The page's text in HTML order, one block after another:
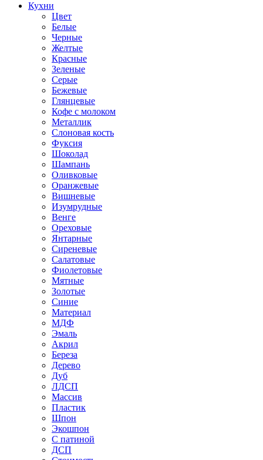
Кухни
Цвет
Белые
Черные
Желтые
Красные
Зеленые
Серые
Бежевые
Глянцевые
Кофе с молоком
Металлик
Слоновая кость
Фуксия
Шоколад
Шампань
Оливковые
Оранжевые
Вишневые
Изумрудные
Венге
Ореховые
Янтарные
Сиреневые
Салатовые
Фиолетовые
Мятные
Золотые
Синие
Материал
МДФ
Эмаль
Акрил
Береза
Дерево
Дуб
ЛДСП
Массив
Пластик
Шпон
Экошпон
С патиной
ДСП